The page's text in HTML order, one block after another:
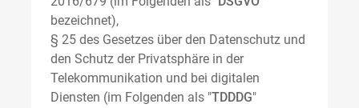
bezeichnet),
§ 25 des Gesetzes über den Datenschutz und
den Schutz der Privatsphäre in der
Telekommunikation und bei digitalen
Diensten (im Folgenden als "TDDDG"